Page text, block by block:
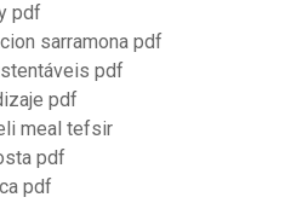
pdf
sarramona pdf
pdf
pdf
meal tefsir
pdf
pdf